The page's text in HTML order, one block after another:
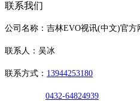
联系我们
公司名称：吉林EVO视讯(中文)官方
联系人：吴冰
联系方式： 13944253180
0432-64824939